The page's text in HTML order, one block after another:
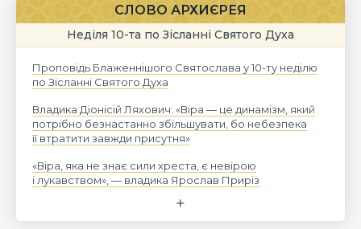
СЛОВО АРХИЄРЕЯ
Неділя 10-та по Зісланні Святого Духа
Проповідь Блаженнішого Святослава у 10-ту неділю
по Зісланні Святого Духа
Владика Діонісій Ляхович: «Віра — це динамізм, який
потрібно безнастанно збільшувати, бо небезпека
її втратити завжди присутня»
«Віра, яка не знає сили хреста, є невірою
і лукавством», — владика Ярослав Приріз